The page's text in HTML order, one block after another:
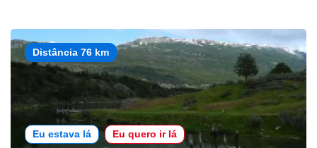
Distância 76 km
Eu estava lá Eu quero ir lá